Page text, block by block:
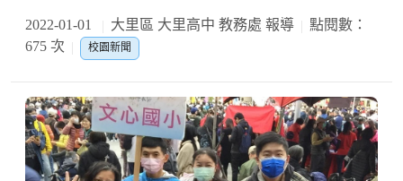
2022-01-01 大里區 大里高中 教務處 報導
點閱數：
675 次
校園新聞